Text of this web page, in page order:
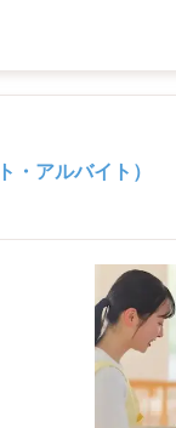
・アルバイト）